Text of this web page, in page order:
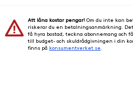
Att låna kostar pengar! Om du inte kan
riskerar du en betalningsanmärkning.
få hyra bostad, teckna abonnemang och
till budget- och skuldrådgivningen i din
finns på konsumentverket.se.